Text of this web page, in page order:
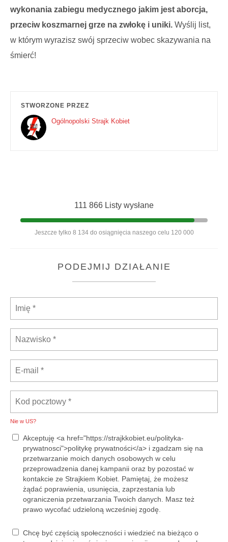
wykonania zabiegu medycznego jakim jest aborcja,
przeciw koszmarnej grze na zwłokę i uniki. Wyślij list,
w którym wyrazisz swój sprzeciw wobec skazywania na
śmierć!
STWORZONE PRZEZ
Ogólnopolski Strajk Kobiet
111 866 Listy wysłane
Jeszcze tylko 8 134 do osiągnięcia naszego celu 120 000
PODEJMIJ DZIAŁANIE
Nie w US?
Akceptuję <a href="https://strajkkobiet.eu/polityka-
prywatnosci">politykę prywatności</a> i zgadzam się na
przetwarzanie moich danych osobowych w celu
przeprowadzenia danej kampanii oraz by pozostać w
kontakcie ze Strajkiem Kobiet. Pamiętaj, że możesz
żądać poprawienia, usunięcia, zaprzestania lub
ograniczenia przetwarzania Twoich danych. Masz też
prawo wycofać udzieloną wcześniej zgodę.
Chcę być częścią społeczności i wiedzieć na bieżąco o